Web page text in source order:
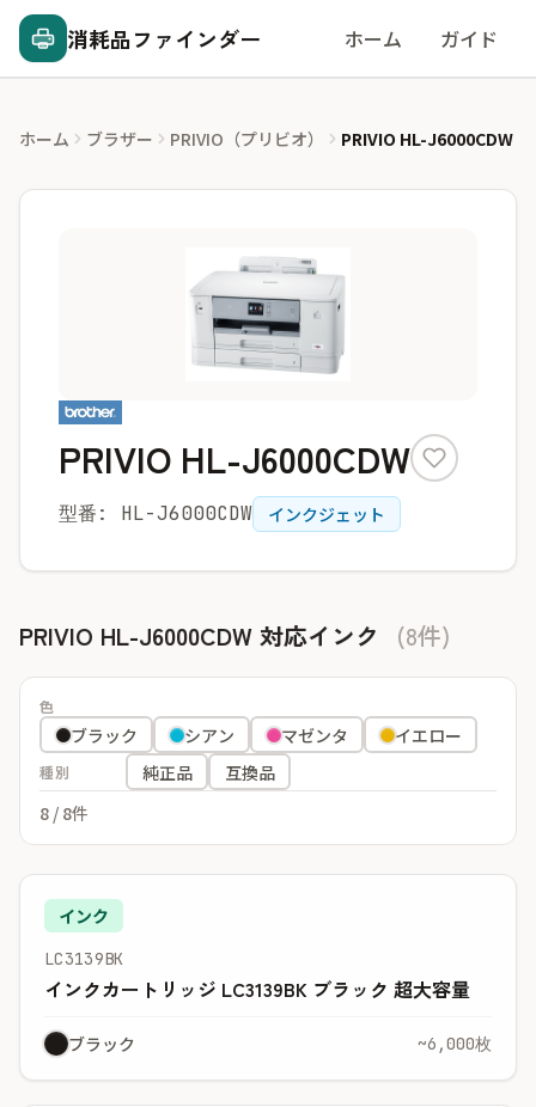
消耗品ファインダー ホーム ガイド
ホーム ブラザー PRIVIO（プリビオ） PRIVIO HL-J6000CDW
PRIVIO HL-J6000CDW
型番: HL-J6000CDW インクジェット
PRIVIO HL-J6000CDW 対応インク (8件)
色
ブラック シアン マゼンタ イエロー
種別 純正品
互換品
8 / 8件
インク
LC3139BK
インクカートリッジ LC3139BK ブラック 超大容量
ブラック ~6,000枚